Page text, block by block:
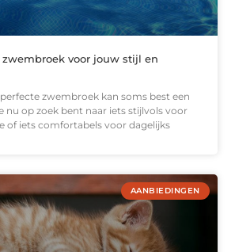
zwembroek voor jouw stijl en
zwembroek kan soms best een
nu op zoek bent naar iets stijlvols voor
of iets comfortabels voor dagelijks
AANBIEDINGEN